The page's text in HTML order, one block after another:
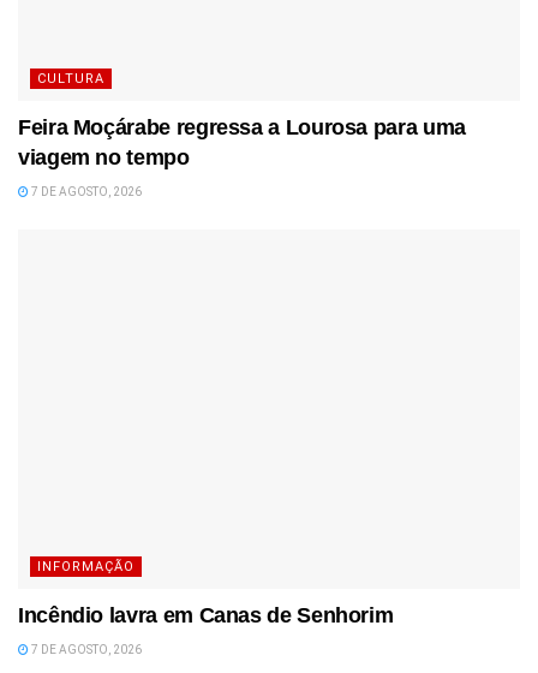
CULTURA
Feira Moçárabe regressa a Lourosa para uma
viagem no tempo
7 DE AGOSTO, 2026
INFORMAÇÃO
Incêndio lavra em Canas de Senhorim
7 DE AGOSTO, 2026